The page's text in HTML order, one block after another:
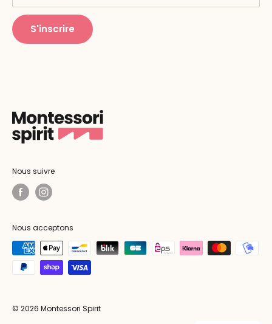
Public Montessori
S'inscrire
Nous suivre
Nous acceptons
© 2026 Montessori Spirit